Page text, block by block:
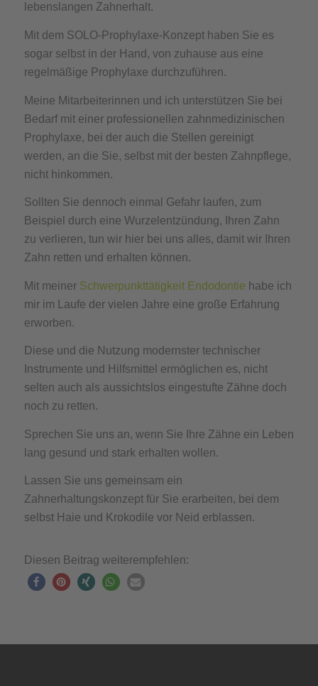
lebenslangen Zahnerhalt.
Mit dem SOLO-Prophylaxe-Konzept haben Sie es
sogar selbst in der Hand, von zuhause aus eine
regelmäßige Prophylaxe durchzuführen.
Meine Mitarbeiterinnen und ich unterstützen Sie bei
Bedarf mit einer professionellen zahnmedizinischen
Prophylaxe, bei der auch die Stellen gereinigt
werden, an die Sie, selbst mit der besten Zahnpflege,
nicht hinkommen.
Sollten Sie dennoch einmal Gefahr laufen, zum
Beispiel durch eine Wurzelentzündung, Ihren Zahn
zu verlieren, tun wir hier bei uns alles, damit wir Ihren
Zahn retten und erhalten können.
Mit meiner Schwerpunkttätigkeit Endodontie habe ich
mir im Laufe der vielen Jahre eine große Erfahrung
erworben.
Diese und die Nutzung modernster technischer
Instrumente und Hilfsmittel ermöglichen es, nicht
selten auch als aussichtslos eingestufte Zähne doch
noch zu retten.
Sprechen Sie uns an, wenn Sie Ihre Zähne ein Leben
lang gesund und stark erhalten wollen.
Lassen Sie uns gemeinsam ein
Zahnerhaltungskonzept für Sie erarbeiten, bei dem
selbst Haie und Krokodile vor Neid erblassen.
Diesen Beitrag weiterempfehlen: